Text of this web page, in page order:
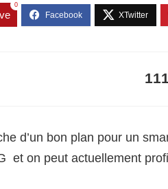
0
d’un bon plan pour un
et on peut actuellement